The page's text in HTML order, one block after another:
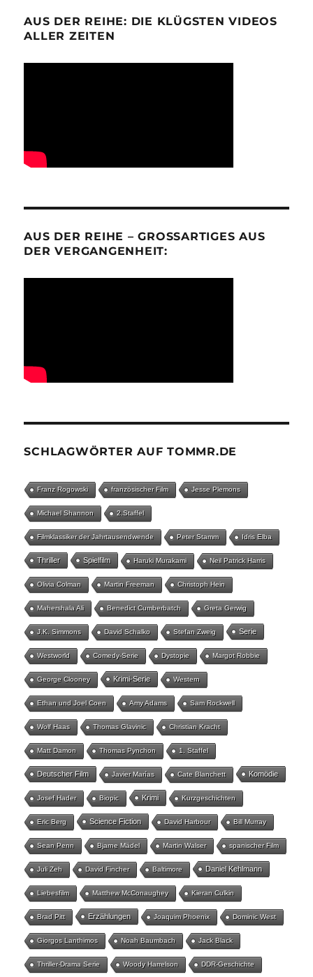
AUS DER REIHE: DIE KLÜGSTEN VIDEOS
ALLER ZEITEN
AUS DER REIHE – GROSSARTIGES AUS D
ER VERGANGENHEIT:
SCHLAGWÖRTER AUF TOMMR.DE
Franz Rogowski französischer Film Jesse Plemons
Michael Shannon 2.Staffel
Filmklassiker der Jahrtausendwende Peter Stamm Idris Elba
Thriller Spielfilm Haruki Murakami Neil Patrick Harris
Olivia Colman Martin Freeman Christoph Hein
Mahershala Ali Benedict Cumberbatch Greta Gerwig
J.K. Simmons David Schalko Stefan Zweig Serie
Westworld Comedy-Serie Dystopie Margot Robbie
George Clooney Krimi-Serie Western
Ethan und Joel Coen Amy Adams Sam Rockwell
Wolf Haas Thomas Glavinic Christian Kracht
Matt Damon Thomas Pynchon 1. Staffel
Deutscher Film Javier Marías Cate Blanchett Komödie
Josef Hader Biopic Krimi Kurzgeschichten
Eric Berg Science Fiction David Harbour Bill Murray
Sean Penn Bjarne Mädel Martin Walser spanischer Film
Juli Zeh David Fincher Baltimore Daniel Kehlmann
Liebesfilm Matthew McConaughey Kieran Culkin
Brad Pitt Erzählungen Joaquim Phoenix Dominic West
Giorgos Lanthimos Noah Baumbach Jack Black
Thriller-Drama Serie Woody Harrelson DDR-Geschichte